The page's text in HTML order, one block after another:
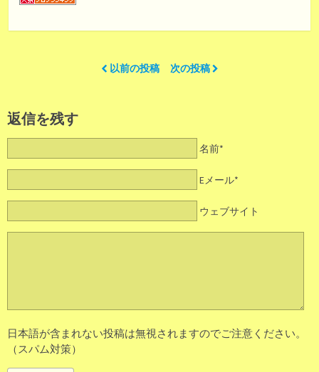
以前の投稿 次の投稿
返信を残す
名前*
Eメール*
ウェブサイト
日本語が含まれない投稿は無視されますのでご注意ください。
（スパム対策）